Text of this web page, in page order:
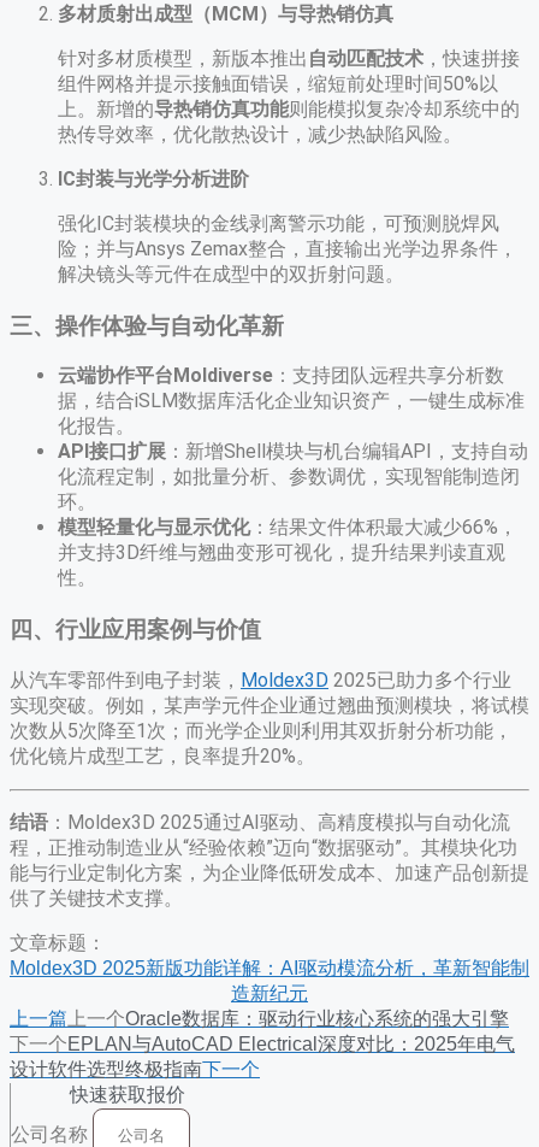
多材质射出成型（MCM）与导热销仿真
针对多材质模型，新版本推出 自动匹配技术 ，快速拼接
组件网格并提示接触面错误，缩短前处理时间50%以
上。新增的导热销仿真功能则能模拟复杂冷却系统中的
热传导效率，优化散热设计，减少热缺陷风险。
IC封装与光学分析进阶
强化IC封装模块的金线剥离警示功能，可预测脱焊风
险；并与Ansys Zemax整合，直接输出光学边界条件，
解决镜头等元件在成型中的双折射问题。
三、操作体验与自动化革新
云端协作平台Moldiverse ​：支持团队远程共享分析数
据，结合iSLM数据库活化企业知识资产，一键生成标准
化报告。
API接口扩展 ​：新增Shell模块与机台编辑API，支持自动
化流程定制，如批量分析、参数调优，实现智能制造闭
环。
模型轻量化与显示优化​：结果文件体积最大减少66%，
并支持3D纤维与翘曲变形可视化，提升结果判读直观
性。
四、行业应用案例与价值
从汽车零部件到电子封装， Moldex3D 2025已助力多个行业
实现突破。例如，某声学元件企业通过翘曲预测模块，将试模
次数从5次降至1次；而光学企业则利用其双折射分析功能，
优化镜片成型工艺，良率提升20%。
结语 ​：Moldex3D 2025通过AI驱动、高精度模拟与自动化流
程，正推动制造业从“经验依赖”迈向“数据驱动”。其模块化功
能与行业定制化方案，为企业降低研发成本、加速产品创新提
供了关键技术支撑。
文章标题：
Moldex3D 2025新版功能详解：AI驱动模流分析，革新智能制
造新纪元
上一篇 上一个Oracle数据库：驱动行业核心系统的强大引擎
下一个EPLAN与AutoCAD Electrical深度对比：2025年电气
设计软件选型终极指南下一个
快速获取报价
公司名称